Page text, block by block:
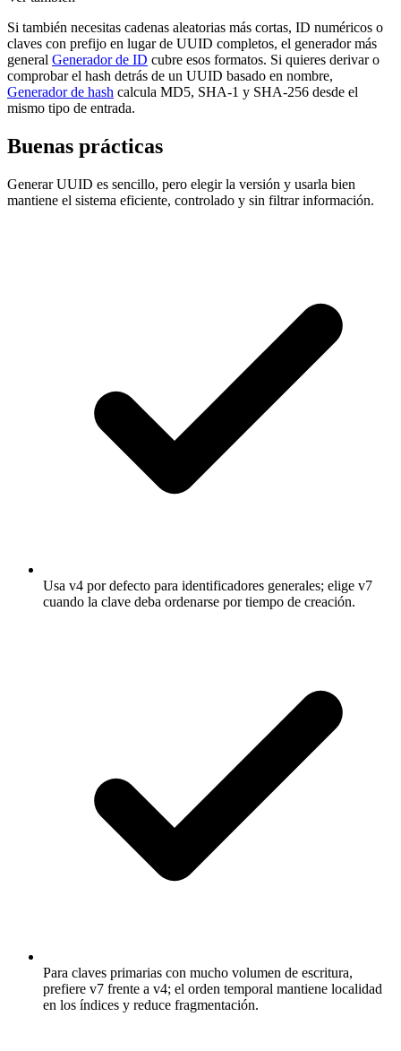
Si también necesitas cadenas aleatorias más cortas, ID numéricos o
claves con prefijo en lugar de UUID completos, el generador más
general Generador de ID cubre esos formatos. Si quieres derivar o
comprobar el hash detrás de un UUID basado en nombre,
Generador de hash calcula MD5, SHA-1 y SHA-256 desde el
mismo tipo de entrada.
Buenas prácticas
Generar UUID es sencillo, pero elegir la versión y usarla bien
mantiene el sistema eficiente, controlado y sin filtrar información.
Usa v4 por defecto para identificadores generales; elige v7
cuando la clave deba ordenarse por tiempo de creación.
Para claves primarias con mucho volumen de escritura,
prefiere v7 frente a v4; el orden temporal mantiene localidad
en los índices y reduce fragmentación.